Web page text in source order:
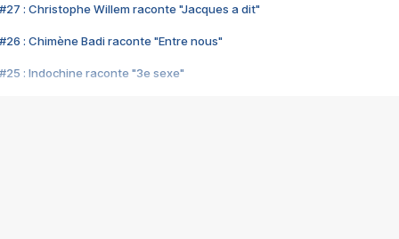
#27 : Christophe Willem raconte "Jacques a dit"
#26 : Chimène Badi raconte "Entre nous"
#25 : Indochine raconte "3e sexe"